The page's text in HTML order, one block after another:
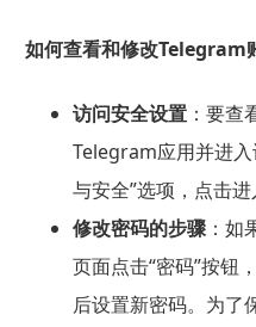
如何查看和修改Telegram
访问安全设置：要查
Telegram应用并进
与安全”选项，点击进
修改密码的步骤：如
页面点击“密码”按钮
后设置新密码。为了